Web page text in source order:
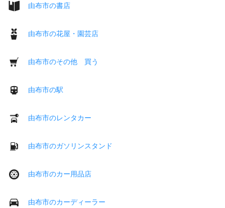
由布市の書店
由布市の花屋・園芸店
由布市のその他 買う
由布市の駅
由布市のレンタカー
由布市のガソリンスタンド
由布市のカー用品店
由布市のカーディーラー